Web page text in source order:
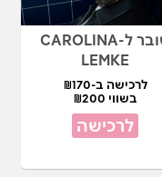
שובר ל-CAROLINA
LEMKE
לרכישה ב-₪170
בשווי ₪200
לרכישה